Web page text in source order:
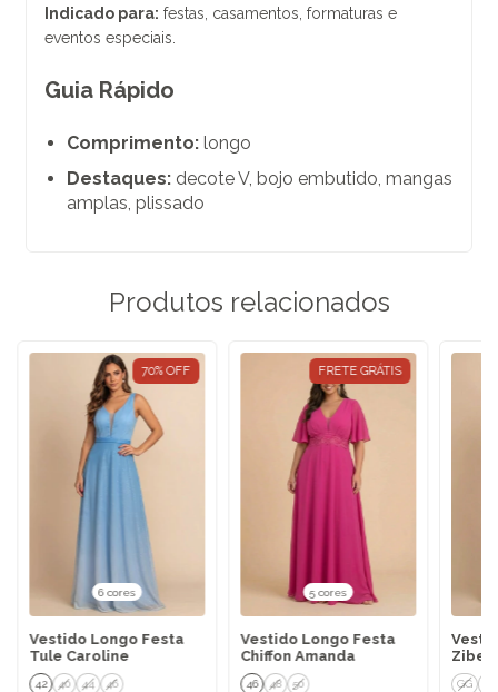
Indicado para: festas, casamentos, formaturas e
eventos especiais.
Guia Rápido
Comprimento: longo
Destaques: decote V, bojo embutido, mangas
amplas, plissado
Produtos relacionados
70%OFF
6 cores
Vestido Longo Festa
Tule Caroline
42 40 44 46
FRETE GRÁTIS
5 cores
Vestido Longo Festa
Chiffon Amanda
46 48 50 GG